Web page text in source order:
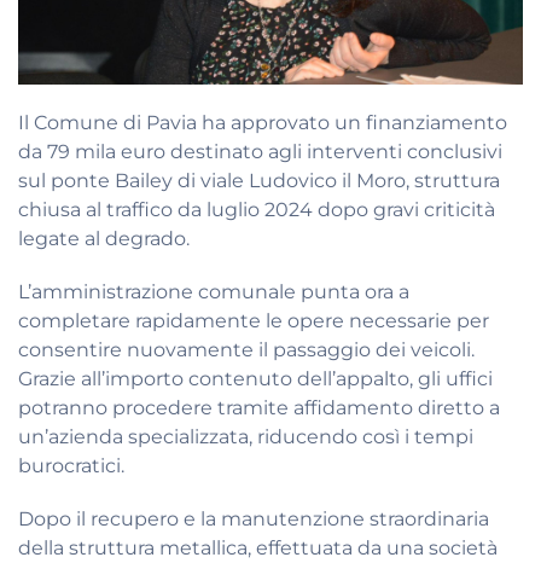
Il Comune di Pavia ha approvato un finanziamento
da 79 mila euro destinato agli interventi conclusivi
sul ponte Bailey di viale Ludovico il Moro, struttura
chiusa al traffico da luglio 2024 dopo gravi criticità
legate al degrado.
L’amministrazione comunale punta ora a
completare rapidamente le opere necessarie per
consentire nuovamente il passaggio dei veicoli.
Grazie all’importo contenuto dell’appalto, gli uffici
potranno procedere tramite affidamento diretto a
un’azienda specializzata, riducendo così i tempi
burocratici.
Dopo il recupero e la manutenzione straordinaria
della struttura metallica, effettuata da una società